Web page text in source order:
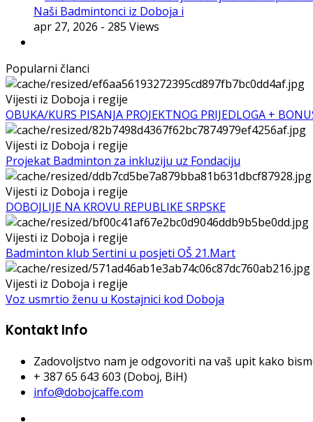
Naši Badmintonci iz Doboja i
apr 27, 2026 - 285 Views
Popularni članci
Vijesti iz Doboja i regije
OBUKA/KURS PISANJA PROJEKTNOG PRIJEDLOGA +
Vijesti iz Doboja i regije
Projekat Badminton za inkluziju uz Fondaciju
Vijesti iz Doboja i regije
DOBOJLIJE NA KROVU REPUBLIKE SRPSKE
Vijesti iz Doboja i regije
Badminton klub Sertini u posjeti OŠ 21.Mart
Vijesti iz Doboja i regije
Voz usmrtio ženu u Kostajnici kod Doboja
Kontakt Info
Zadovoljstvo nam je odgovoriti na vaš upit kako
+ 387 65 643 603 (Doboj, BiH)
info@dobojcaffe.com